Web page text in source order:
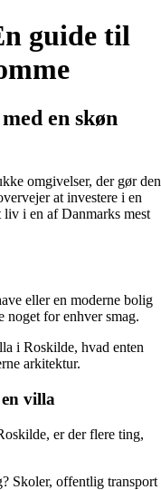
guide til
en skøn
omgivelser, der gør den
at investere i en
i en af Danmarks mest
eller en moderne bolig
noget for enhver smag.
i Roskilde, hvad enten
arkitektur.
villa
er der flere ting,
Skoler, offentlig transport